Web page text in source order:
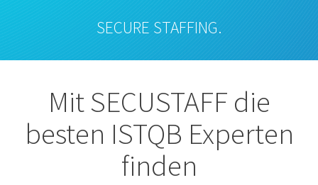
SECURE STAFFING.
Mit SECUSTAFF die
besten ISTQB Experten
finden